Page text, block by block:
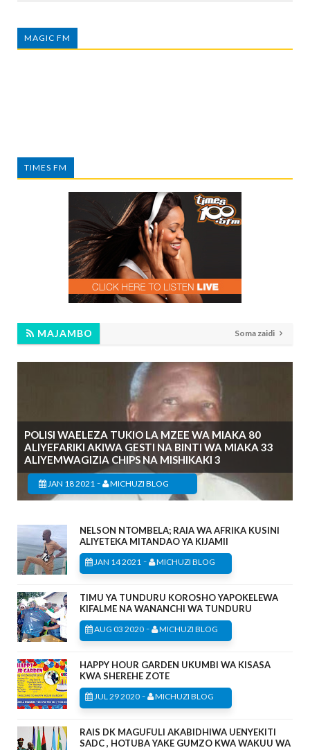
MAGIC FM
TIMES FM
MAJAMBO Soma zaidi
POLISI WAELEZA TUKIO LA MZEE WA MIAKA 80
ALIYEFARIKI AKIWA GESTI NA BINTI WA MIAKA 33
ALIYEMWAGIZIA CHIPS NA MISHIKAKI 3
JAN 18 2021 - MICHUZI BLOG
NELSON NTOMBELA; RAIA WA AFRIKA KUSINI
ALIYETEKA MITANDAO YA KIJAMII
JAN 14 2021 - MICHUZI BLOG
TIMU YA TUNDURU KOROSHO YAPOKELEWA
KIFALME NA WANANCHI WA TUNDURU
AUG 03 2020 - MICHUZI BLOG
HAPPY HOUR GARDEN UKUMBI WA KISASA
KWA SHEREHE ZOTE
JUL 29 2020 - MICHUZI BLOG
RAIS DK MAGUFULI AKABIDHIWA UENYEKITI
SADC , HOTUBA YAKE GUMZO KWA WAKUU WA